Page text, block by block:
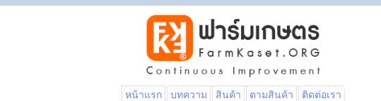
หน้าแรก บทความ สินค้า ตามสินค้า
ติดต่อเรา